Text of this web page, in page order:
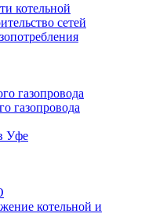
котельной
сетей
газопровода
газопровода
Уфе
котельной и